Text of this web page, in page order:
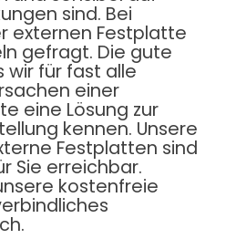
sind. Bei
externen Festplatte
gefragt. Die gute
wir für fast alle
einer
eine Lösung zur
kennen. Unsere
Festplatten sind
Sie erreichbar.
kostenfreie